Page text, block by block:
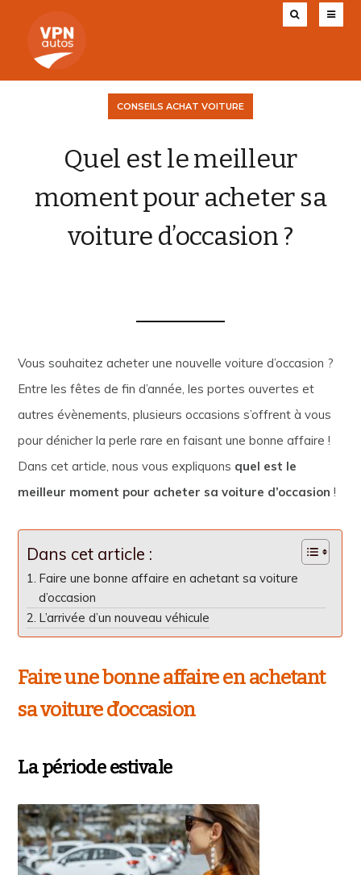
CONSEILS ACHAT VOITURE
Quel est le meilleur
moment pour acheter sa
voiture d’occasion ?
Vous souhaitez acheter une nouvelle voiture d’occasion ?
Entre les fêtes de fin d’année, les portes ouvertes et
autres évènements, plusieurs occasions s’offrent à vous
pour dénicher la perle rare en faisant une bonne affaire !
Dans cet article, nous vous expliquons quel est le
meilleur moment pour acheter sa voiture d’occasion !
Dans cet article :
Faire une bonne affaire en achetant sa voiture
d’occasion
L’arrivée d’un nouveau véhicule
Faire une bonne affaire en achetant
sa voiture d’occasion
La période estivale